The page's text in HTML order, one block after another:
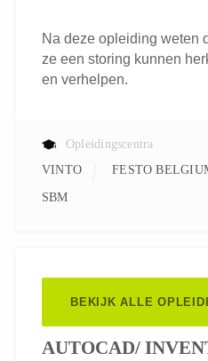
Na deze opleiding weten
ze een storing kunnen
en verhelpen.
Opleidingscentra
VINTO
FESTO
SBM
BEKIJK ALLE
AUTOCAD/